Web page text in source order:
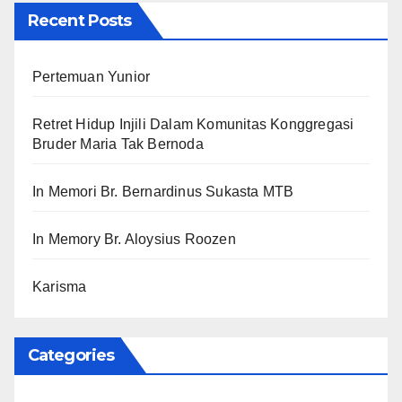
Recent Posts
Pertemuan Yunior
Retret Hidup Injili Dalam Komunitas Konggregasi
Bruder Maria Tak Bernoda
In Memori Br. Bernardinus Sukasta MTB
In Memory Br. Aloysius Roozen
Karisma
Categories